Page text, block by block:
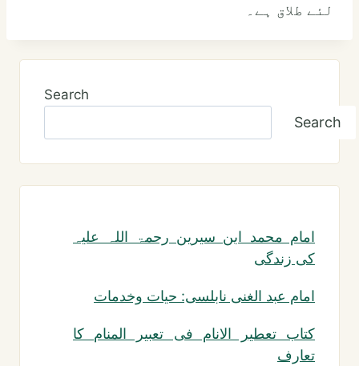
لئے طلاق ہے۔
Search
Search
امام محمد ابن سیرین رحمۃ اللہ علیہ
کی زندگی
امام عبد الغنی نابلسی: حیات وخدمات
کتاب تعطیر الانام فی تعبیر المنام کا
تعارف